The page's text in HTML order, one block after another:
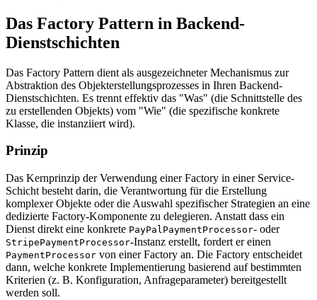
Das Factory Pattern in Backend-
Dienstschichten
Das Factory Pattern dient als ausgezeichneter Mechanismus zur
Abstraktion des Objekterstellungsprozesses in Ihren Backend-
Dienstschichten. Es trennt effektiv das "Was" (die Schnittstelle des
zu erstellenden Objekts) vom "Wie" (die spezifische konkrete
Klasse, die instanziiert wird).
Prinzip
Das Kernprinzip der Verwendung einer Factory in einer Service-
Schicht besteht darin, die Verantwortung für die Erstellung
komplexer Objekte oder die Auswahl spezifischer Strategien an eine
dedizierte Factory-Komponente zu delegieren. Anstatt dass ein
Dienst direkt eine konkrete PayPalPaymentProcessor- oder
StripePaymentProcessor-Instanz erstellt, fordert er einen
PaymentProcessor von einer Factory an. Die Factory entscheidet
dann, welche konkrete Implementierung basierend auf bestimmten
Kriterien (z. B. Konfiguration, Anfrageparameter) bereitgestellt
werden soll.